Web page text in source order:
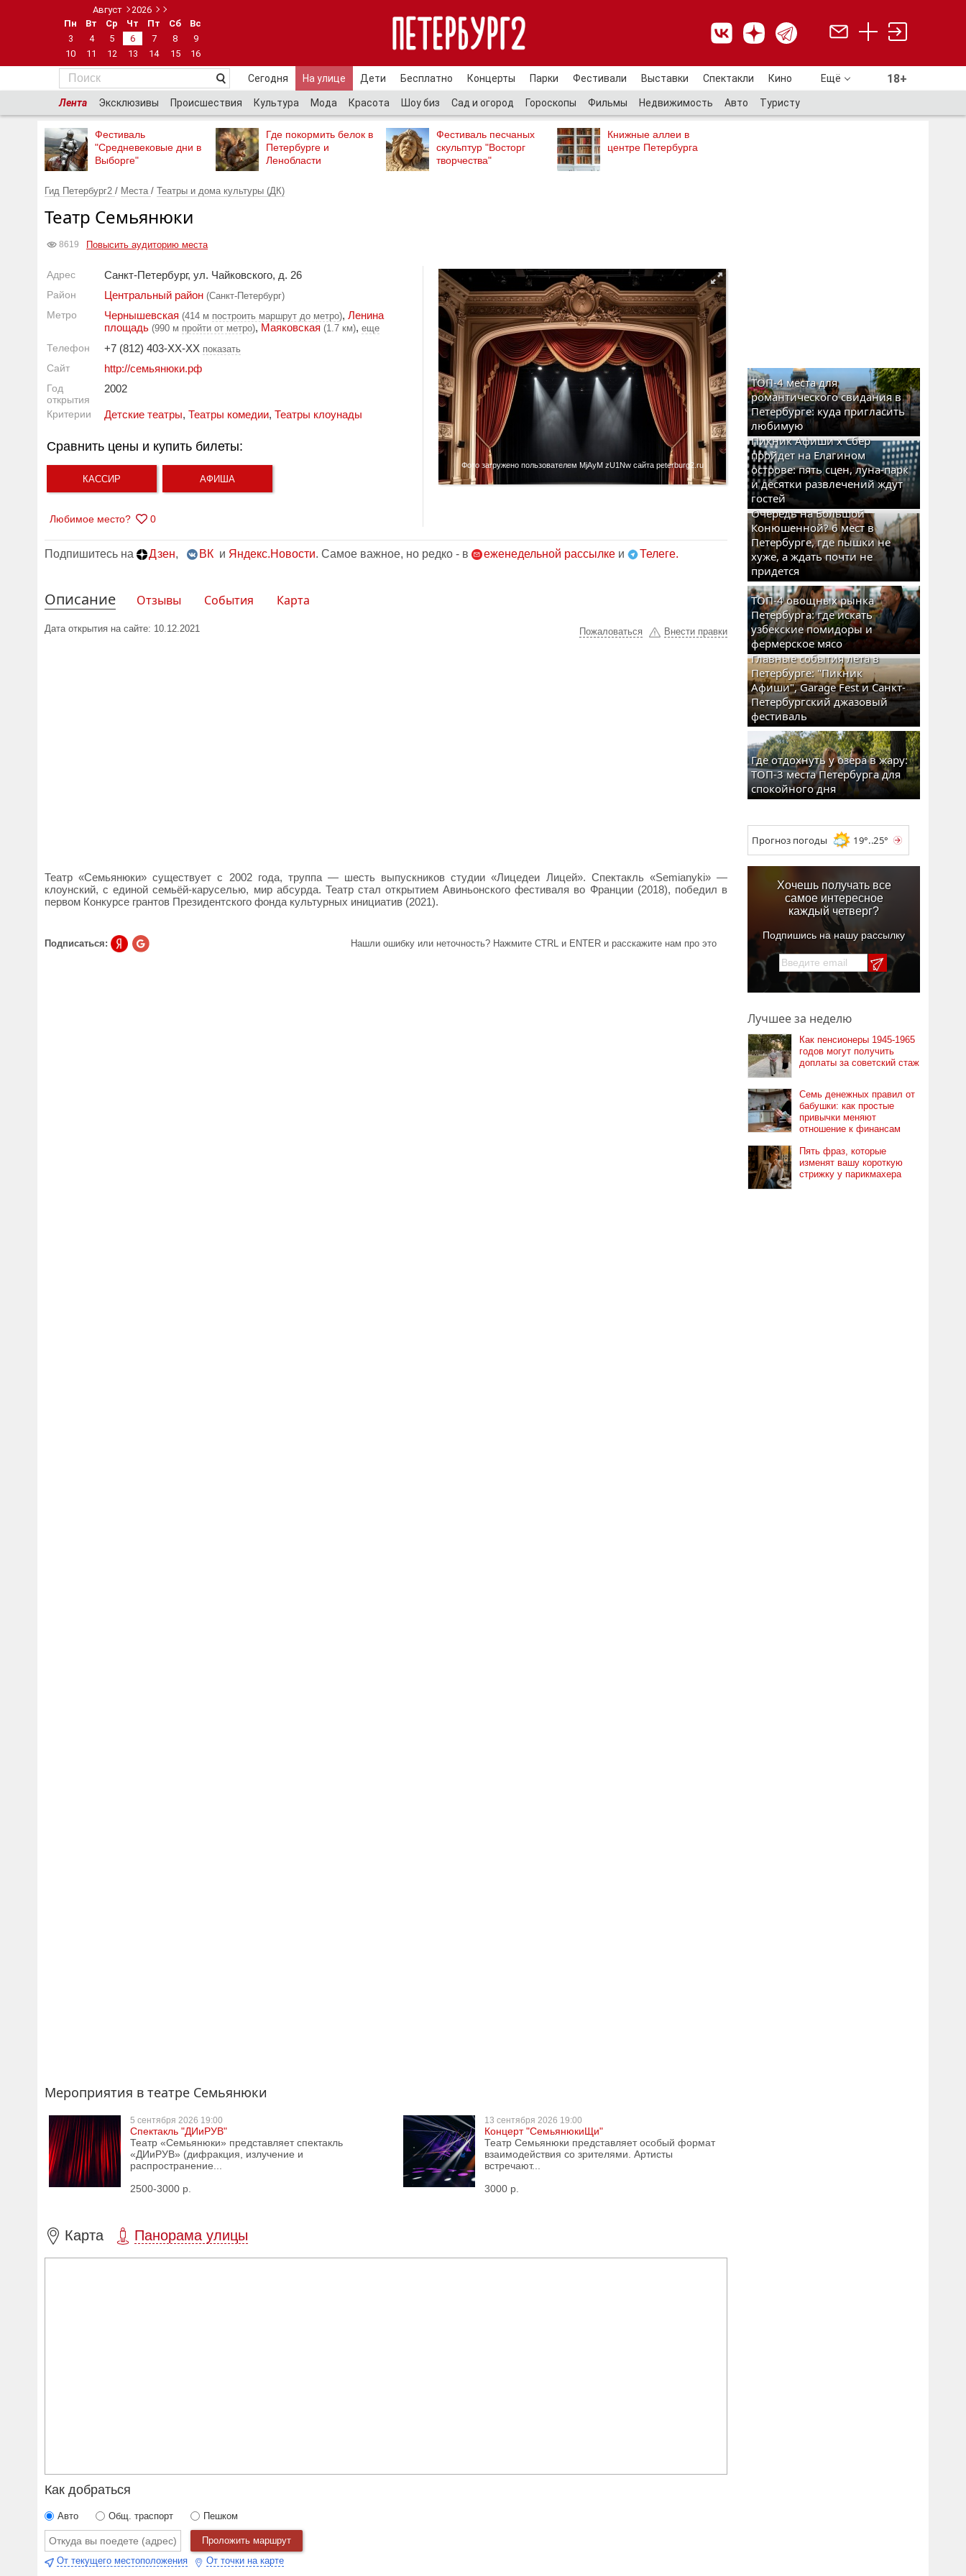
Август
2026
Пн
Вт Ср Чт Пт Сб
Вс
3
4 5 6 7 8
9
10
11 12 13 14 15 16
Сегодня На улице Дети Бесплатно Концерты Парки Фестивали Выставки Спектакли Кино Ещё 18+
Лента Эксклюзивы Происшествия Культура Мода Красота Шоу биз Сад и огород Гороскопы Фильмы Недвижимость Авто Туристу
Фестиваль
"Средневековые дни в
Выборге"
Где покормить белок в
Петербурге и
Ленобласти
Фестиваль песчаных
скульптур "Восторг
творчества"
Книжные аллеи в
центре Петербурга
Гид Петербург2 / Места / Театры и дома культуры (ДК)
Театр Семьянюки
8619 Повысить аудиторию места
Адрес Санкт-Петербург, ул. Чайковского, д. 26
Район Центральный район (Санкт-Петербург)
Метро Чернышевская (414 м построить маршрут до метро), Ленина
площадь (990 м пройти от метро), Маяковская (1.7 км), еще
Телефон +7 (812) 403-XX-XX показать
Сайт http://семьянюки.рф
Год
открытия
2002
Критерии Детские театры, Театры комедии, Театры клоунады
Сравнить цены и купить билеты:
КАССИР АФИША
Любимое место? 0
Фото загружено пользователем MjAyM zU1Nw сайта peterburg2.ru
Подпишитесь на Дзен, ВК и Яндекс.Новости. Самое важное, но редко - в еженедельной рассылке и Телеге.
Описание Отзывы События Карта
Дата открытия на сайте: 10.12.2021 Пожаловаться Внести правки
Театр «Семьянюки» существует с 2002 года, труппа — шесть выпускников студии «Лицедеи Лицей». Спектакль «Semianyki» —
клоунский, с единой семьёй-каруселью, мир абсурда. Театр стал открытием Авиньонского фестиваля во Франции (2018), победил в
первом Конкурсе грантов Президентского фонда культурных инициатив (2021).
Подписаться: Нашли ошибку или неточность? Нажмите CTRL и ENTER и расскажите нам про это
Мероприятия в театре Семьянюки
5 сентября 2026 19:00
Спектакль "ДИиРУВ"
Театр «Семьянюки» представляет спектакль
«ДИиРУВ» (дифракция, излучение и
распространение...
2500-3000 р.
13 сентября 2026 19:00
Концерт "СемьянюкиЩи"
Театр Семьянюки представляет особый формат
взаимодействия со зрителями. Артисты
встречают...
3000 р.
Карта Панорама улицы
Как добраться
Авто Общ. траспорт Пешком
Проложить маршрут
От текущего местоположения
От точки на карте
ТОП-4 места для
романтического свидания в
Петербурге: куда пригласить
любимую
Пикник Афиши x Сбер
пройдет на Елагином
острове: пять сцен, луна-парк
и десятки развлечений ждут
гостей
Очередь на Большой
Конюшенной? 6 мест в
Петербурге, где пышки не
хуже, а ждать почти не
придется
ТОП-4 овощных рынка
Петербурга: где искать
узбекские помидоры и
фермерское мясо
Главные события лета в
Петербурге: "Пикник
Афиши", Garage Fest и Санкт-
Петербургский джазовый
фестиваль
Где отдохнуть у озера в жару:
ТОП-3 места Петербурга для
спокойного дня
Прогноз погоды 19°..25°
Хочешь получать все
самое интересное
каждый четверг?
Подпишись на нашу рассылку
Лучшее за неделю
Как пенсионеры 1945-1965
годов могут получить
доплаты за советский стаж
Семь денежных правил от
бабушки: как простые
привычки меняют
отношение к финансам
Пять фраз, которые
изменят вашу короткую
стрижку у парикмахера